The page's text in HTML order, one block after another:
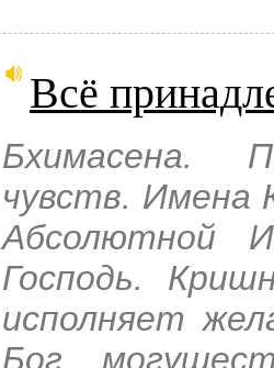
Всё
Бхимасена.
чувств. Имена
Абсолютной
Господь.
исполняет
Бог